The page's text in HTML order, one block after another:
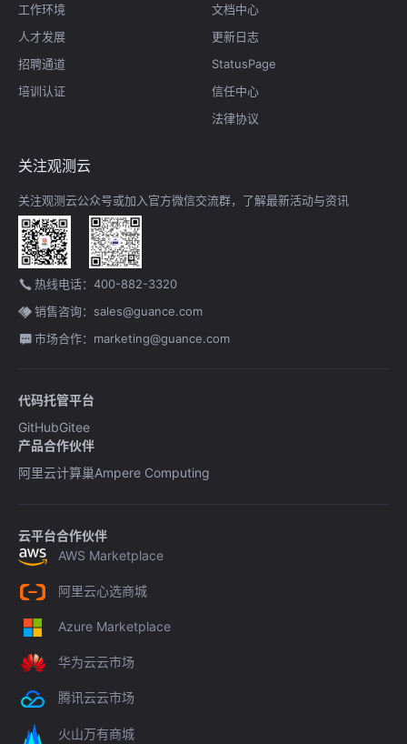
工作环境
人才发展
招聘通道
培训认证
文档中心
更新日志
StatusPage
信任中心
法律协议
关注观测云
关注观测云公众号或加入官方微信交流群，了解最新活动与资讯
热线电话：400-882-3320
销售咨询：sales@guance.com
市场合作：marketing@guance.com
代码托管平台
GitHubGitee
产品合作伙伴
阿里云计算巢Ampere Computing
云平台合作伙伴
AWS Marketplace
阿里云心选商城
Azure Marketplace
华为云云市场
腾讯云云市场
火山万有商城